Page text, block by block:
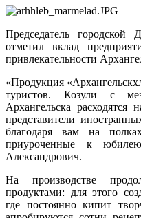
Председатель городской
отметил вклад
привлекательности
«Продукция
туристов. Козули с
Архангельска
представители
благодаря вам на
приуроченные к
Александрович.
На производстве
продуктами: для этого
где постоянно кипит